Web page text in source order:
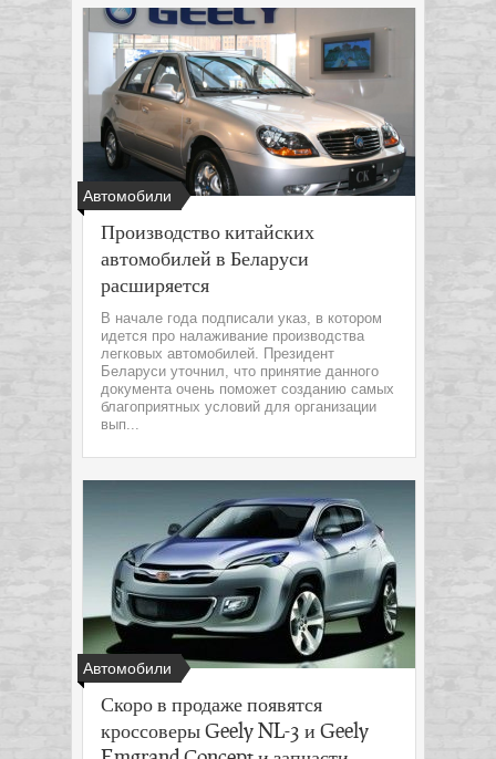
Автомобили
Производство китайских
автомобилей в Беларуси
расширяется
В начале года подписали указ, в котором
идется про налаживание производства
легковых автомобилей. Президент
Беларуси уточнил, что принятие данного
документа очень поможет созданию самых
благоприятных условий для организации
вып...
Автомобили
Скоро в продаже появятся
кроссоверы Geely NL-3 и Geely